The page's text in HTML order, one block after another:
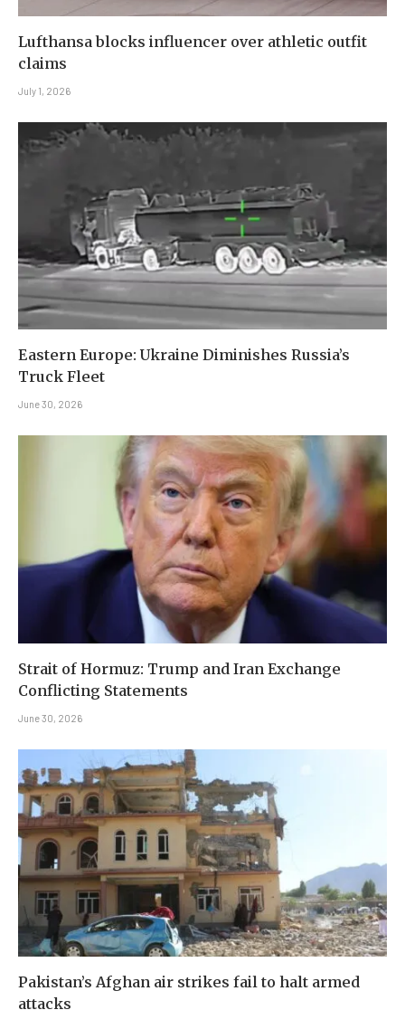
Lufthansa blocks influencer over athletic outfit
claims
July 1, 2026
Eastern Europe: Ukraine Diminishes Russia’s
Truck Fleet
June 30, 2026
Strait of Hormuz: Trump and Iran Exchange
Conflicting Statements
June 30, 2026
Pakistan’s Afghan air strikes fail to halt armed
attacks